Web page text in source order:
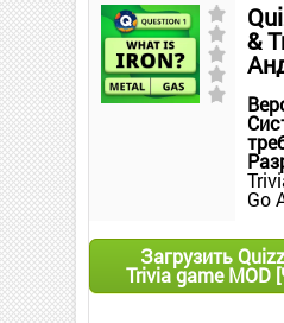
&
Go
Загрузить
Trivia game